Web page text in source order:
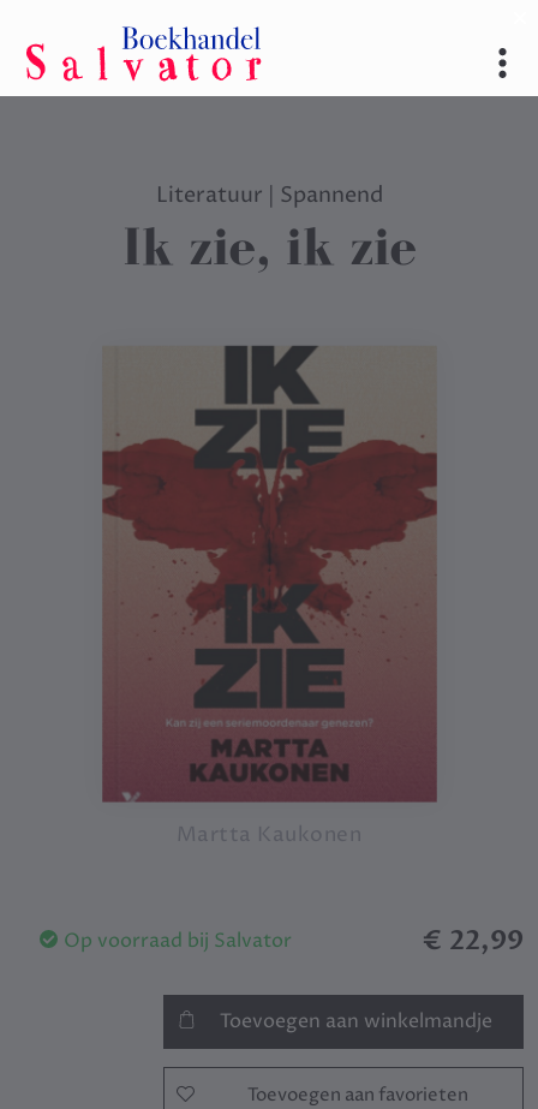
Literatuur | Spannend
Ik zie, ik zie
Martta Kaukonen
€ 22,99
Op voorraad bij Salvator
Toevoegen aan winkelmandje
Toevoegen aan favorieten